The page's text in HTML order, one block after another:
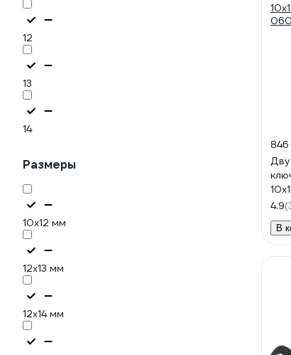
12
13
14
Размеры
10х12 мм
12х13 мм
12х14 мм
846
4.9
В